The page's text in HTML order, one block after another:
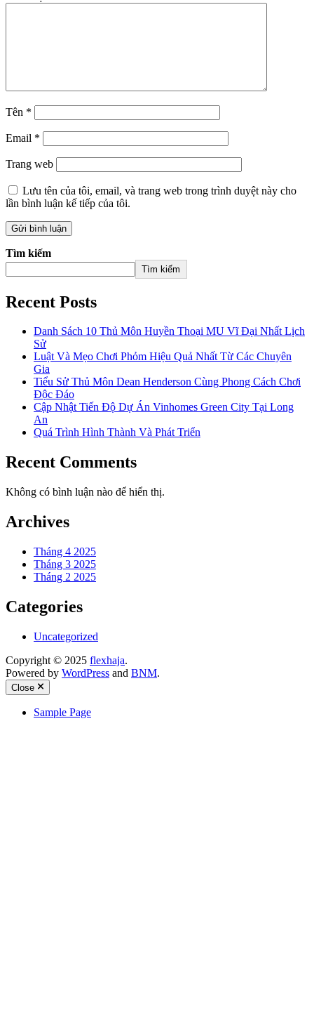
Tên *
Email *
Trang web
Lưu tên của tôi, email, và trang web trong trình duyệt này cho
lần bình luận kế tiếp của tôi.
Tìm kiếm
Tìm kiếm
Recent Posts
Danh Sách 10 Thủ Môn Huyền Thoại MU Vĩ Đại Nhất Lịch
Sử
Luật Và Mẹo Chơi Phỏm Hiệu Quả Nhất Từ Các Chuyên
Gia
Tiểu Sử Thủ Môn Dean Henderson Cùng Phong Cách Chơi
Độc Đáo
Cập Nhật Tiến Độ Dự Án Vinhomes Green City Tại Long
An
Quá Trình Hình Thành Và Phát Triển
Recent Comments
Không có bình luận nào để hiển thị.
Archives
Tháng 4 2025
Tháng 3 2025
Tháng 2 2025
Categories
Uncategorized
Copyright © 2025 flexhaja.
Powered by WordPress and BNM.
Close
Sample Page